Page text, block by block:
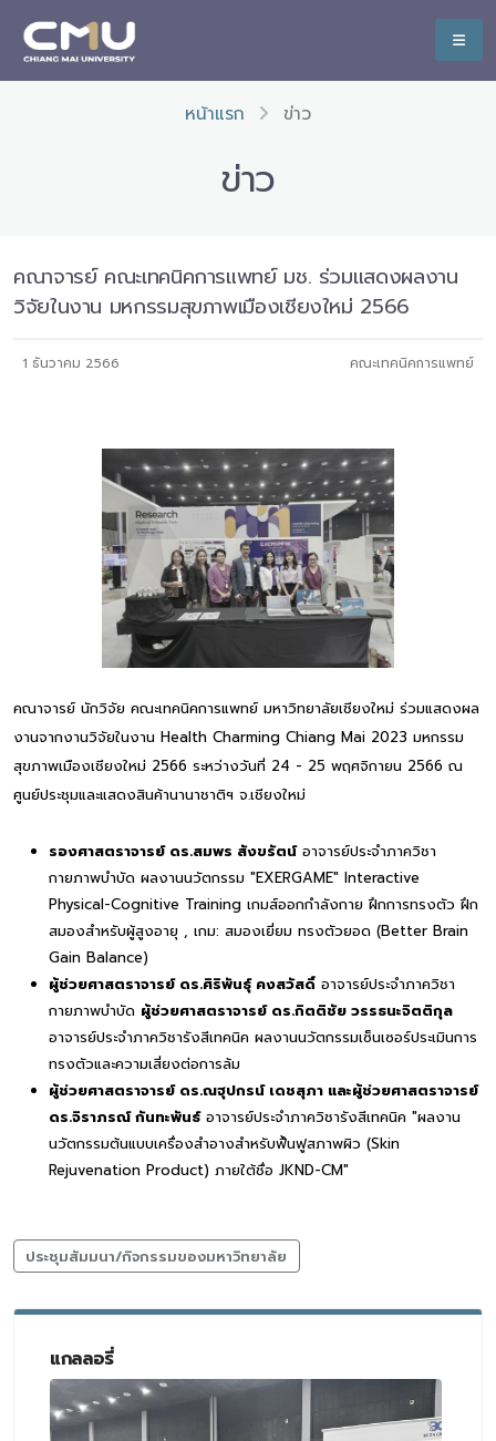
หน้าแรก ข่าว
ข่าว
คณาจารย์ คณะเทคนิคการแพทย์ มช. ร่วมแสดงผลงาน
วิจัยในงาน มหกรรมสุขภาพเมืองเชียงใหม่ 2566
1 ธันวาคม 2566 คณะเทคนิคการแพทย์
คณาจารย์ นักวิจัย คณะเทคนิคการแพทย์ มหาวิทยาลัยเชียงใหม่ ร่วมแสดงผล
งานจากงานวิจัยในงาน Health Charming Chiang Mai 2023 มหกรรม
สุขภาพเมืองเชียงใหม่ 2566 ระหว่างวันที่ 24 - 25 พฤศจิกายน 2566 ณ
ศูนย์ประชุมและแสดงสินค้านานาชาติฯ จ.เชียงใหม่
รองศาสตราจารย์ ดร.สมพร สังขรัตน์อาจารย์ประจำภาควิชา
กายภาพบำบัด ผลงานนวัตกรรม "EXERGAME" Interactive
Physical-Cognitive Training เกมส์ออกกำลังกาย ฝึกการทรงตัว ฝึก
สมองสำหรับผู้สูงอายุ , เกม: สมองเยี่ยม ทรงตัวยอด (Better Brain
Gain Balance)
ผู้ช่วยศาสตราจารย์ ดร.ศิริพันธุ์ คงสวัสดิ์ อาจารย์ประจำภาควิชา
กายภาพบำบัด ผู้ช่วยศาสตราจารย์ ดร.กิตติชัย วรรธนะจิตติกุล
อาจารย์ประจำภาควิชารังสีเทคนิค ผลงานนวัตกรรมเซ็นเซอร์ประเมินการ
ทรงตัวและความเสี่ยงต่อการล้ม
ผู้ช่วยศาสตราจารย์ ดร.ณฐุปกรน์ เดชสุภา และผู้ช่วยศาสตราจารย์
ดร.จิราภรณ์ กันทะพันธ์อาจารย์ประจำภาควิชารังสีเทคนิค "ผลงาน
นวัตกรรมต้นแบบเครื่องสำอางสำหรับฟื้นฟูสภาพผิว (Skin
Rejuvenation Product) ภายใต้ชื่อ JKND-CM"
ประชุมสัมมนา/กิจกรรมของมหาวิทยาลัย
แกลลอรี่